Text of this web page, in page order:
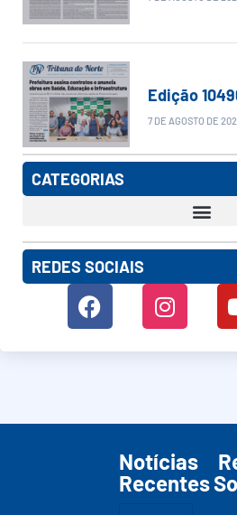
Edição
7 DE AGOSTO DE
CATEGORIAS
REDES SOCIAIS
Notícias
Recentes